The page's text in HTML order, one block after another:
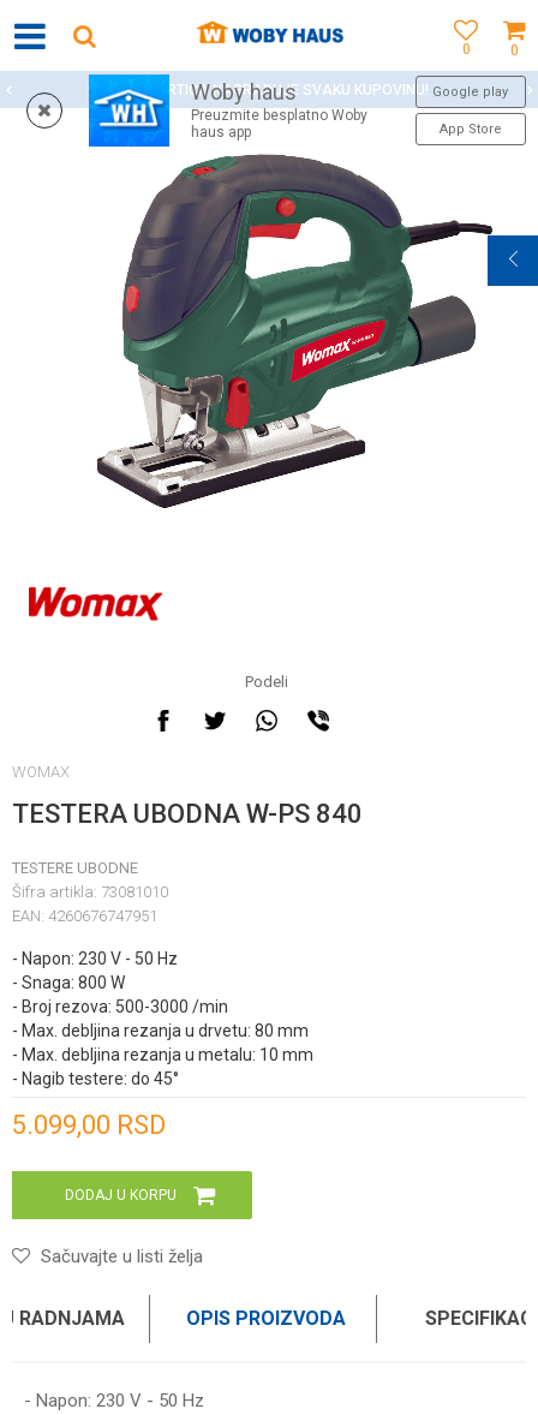
0
0
Woby haus
Preuzmite besplatno Woby
haus app
Google play
App Store
WOBY KARTICA NAGRAĐUJE SVAKU KUPOVINU!
Podeli
WOMAX
TESTERA UBODNA W-PS 840
TESTERE UBODNE
Šifra artikla: 73081010
EAN: 4260676747951
- Napon: 230 V - 50 Hz
- Snaga: 800 W
- Broj rezova: 500-3000 /min
- Max. debljina rezanja u drvetu: 80 mm
- Max. debljina rezanja u metalu: 10 mm
- Nagib testere: do 45°
5.099,00 RSD
DODAJ U KORPU
Sačuvajte u listi želja
RADNJAMA OPIS PROIZVODA
- Napon: 230 V - 50 Hz